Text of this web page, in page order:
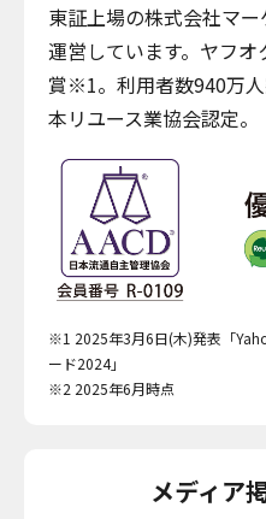
東証上場の株式会社マ
運営しています。ヤフ
賞※1。利用者数940万
本リユース業協会認定。
※1 2025年3月6日(木)発表「
ード2024」
※2 2025年6月時点
メディア